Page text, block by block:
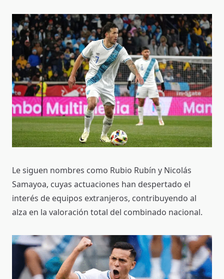
Le siguen nombres como Rubio Rubín y Nicolás
Samayoa, cuyas actuaciones han despertado el
interés de equipos extranjeros, contribuyendo al
alza en la valoración total del combinado nacional.